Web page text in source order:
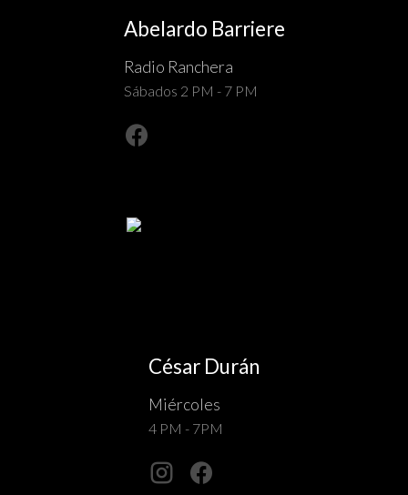
Abelardo Barriere
Radio Ranchera
Sábados 2 PM - 7 PM
César Durán
Miércoles
4 PM - 7PM